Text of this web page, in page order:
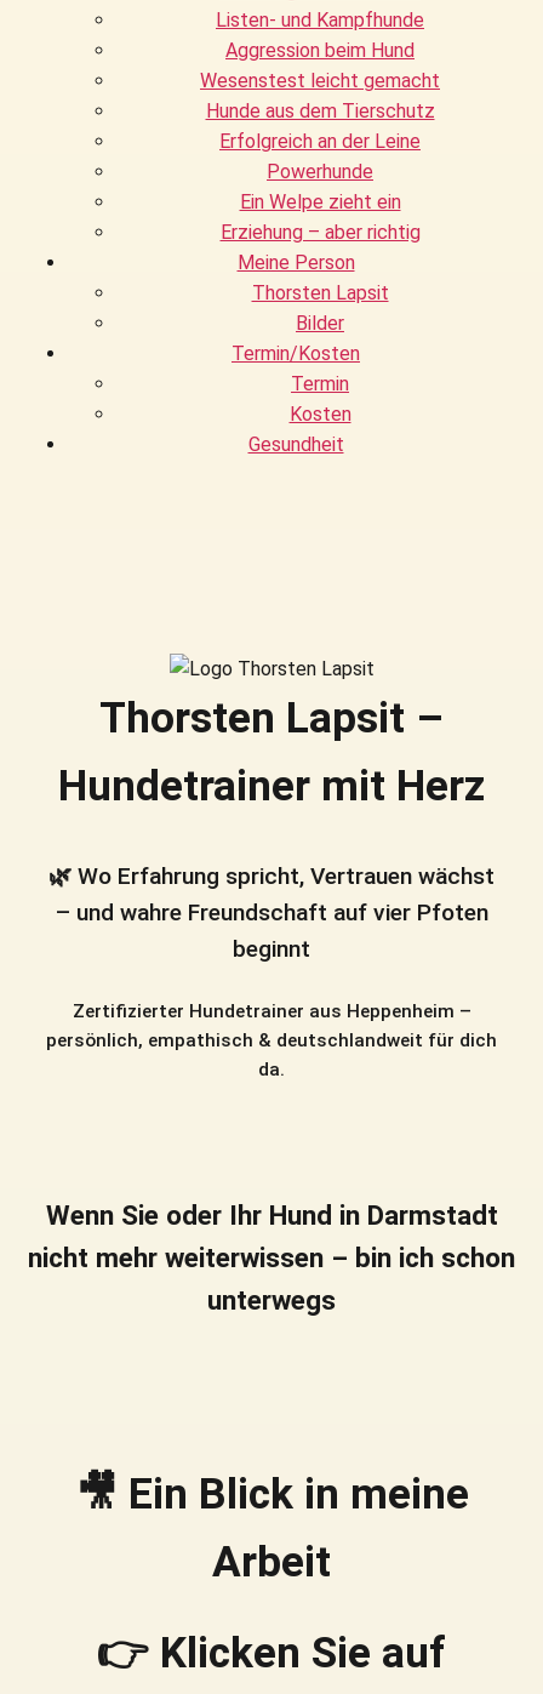
Listen- und Kampfhunde
Aggression beim Hund
Wesenstest leicht gemacht
Hunde aus dem Tierschutz
Erfolgreich an der Leine
Powerhunde
Ein Welpe zieht ein
Erziehung – aber richtig
Meine Person
Thorsten Lapsit
Bilder
Termin/Kosten
Termin
Kosten
Gesundheit
Thorsten Lapsit –
Hundetrainer mit Herz
🌿 Wo Erfahrung spricht, Vertrauen wächst
– und wahre Freundschaft auf vier Pfoten
beginnt
Zertifizierter Hundetrainer aus Heppenheim –
persönlich, empathisch & deutschlandweit für dich
da.
Wenn Sie oder Ihr Hund in Darmstadt
nicht mehr weiterwissen – bin ich schon
unterwegs
🎥 Ein Blick in meine
Arbeit
👉 Klicken Sie auf